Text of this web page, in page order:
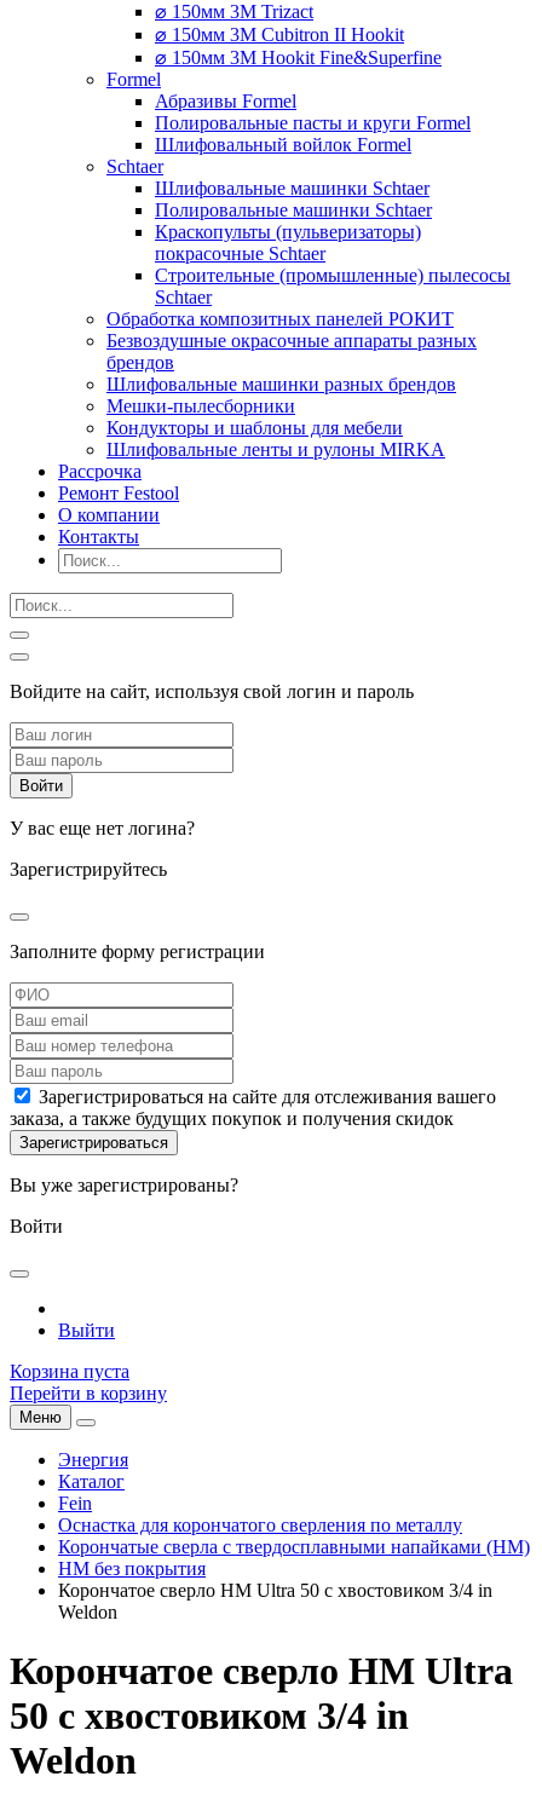
⌀ 150мм 3M Trizact
⌀ 150мм 3M Cubitron II Hookit
⌀ 150мм 3M Hookit Fine&Superfine
Formel
Абразивы Formel
Полировальные пасты и круги Formel
Шлифовальный войлок Formel
Schtaer
Шлифовальные машинки Schtaer
Полировальные машинки Schtaer
Краскопульты (пульверизаторы)
покрасочные Schtaer
Строительные (промышленные) пылесосы
Schtaer
Обработка композитных панелей РОКИТ
Безвоздушные окрасочные аппараты разных
брендов
Шлифовальные машинки разных брендов
Мешки-пылесборники
Кондукторы и шаблоны для мебели
Шлифовальные ленты и рулоны MIRKA
Рассрочка
Ремонт Festool
О компании
Контакты
Войдите на сайт, используя свой логин и пароль
У вас еще нет логина?
Зарегистрируйтесь
Заполните форму регистрации
Зарегистрироваться на сайте для отслеживания вашего
заказа, а также будущих покупок и получения скидок
Вы уже зарегистрированы?
Войти
Выйти
Корзина пуста
Перейти в корзину
Меню
Энергия
Каталог
Fein
Оснастка для корончатого сверления по металлу
Корончатые сверла с твердосплавными напайками (HM)
HM без покрытия
Корончатое сверло HM Ultra 50 с хвостовиком 3/4 in
Weldon
Корончатое сверло HM Ultra
50 с хвостовиком 3/4 in
Weldon